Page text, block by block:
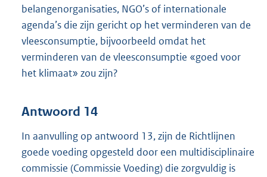
belangenorganisaties, NGO’s of internationale
agenda’s die zijn gericht op het verminderen van de
vleesconsumptie, bijvoorbeeld omdat het
verminderen van de vleesconsumptie «goed voor
het klimaat» zou zijn?
Antwoord 14
In aanvulling op antwoord 13, zijn de Richtlijnen
goede voeding opgesteld door een multidisciplinaire
commissie (Commissie Voeding) die zorgvuldig is